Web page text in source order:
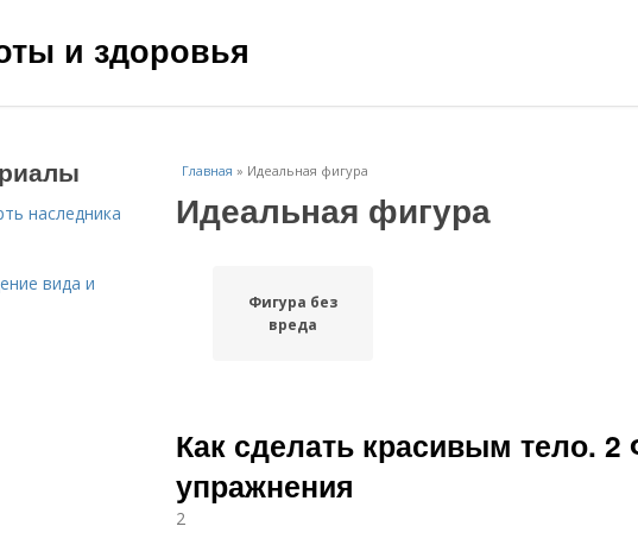
и здоровья
Главная » Идеальная фигура
Идеальная фигура
Фигура без
вреда
Как сделать красивым тело. 2
упражнения
2
наследника
вида и